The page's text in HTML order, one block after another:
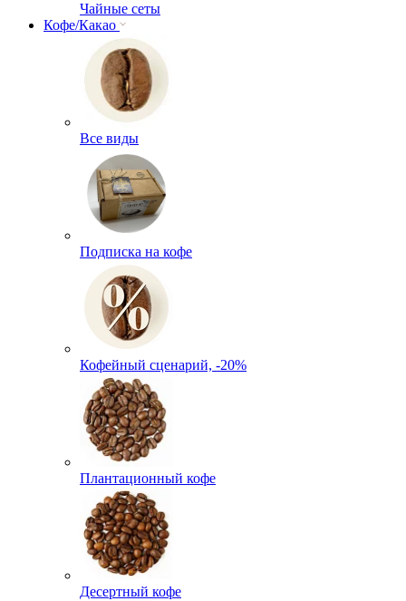
Чайные сеты
Кофе/Какао
Все виды
Подписка на кофе
Кофейный сценарий, -20%
Плантационный кофе
Десертный кофе